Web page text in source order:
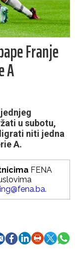
Franje
A
u subotu,
niti jedna
A.
FENA
.